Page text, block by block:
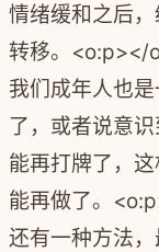
情绪缓和之后
转移。 <o:p></
我们成年人也
了，或者说意
能再打牌了，
能再做了。
还有一种方法